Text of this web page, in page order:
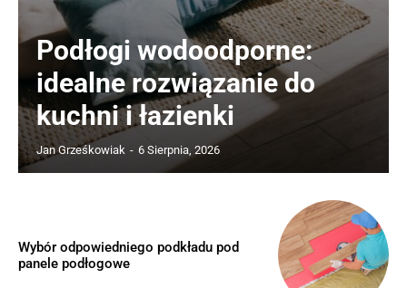
Podłogi wodoodporne:
idealne rozwiązanie do
kuchni i łazienki
Jan Grześkowiak - 6 Sierpnia, 2026
Wybór odpowiedniego podkładu pod
panele podłogowe